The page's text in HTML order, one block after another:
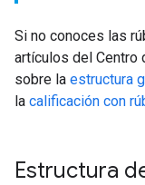
Si no conoces las
artículos del Centro
sobre la estructura
la calificación con
Estructura